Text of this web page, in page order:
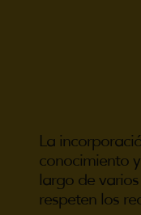
La
conocimiento
largo de
respeten los